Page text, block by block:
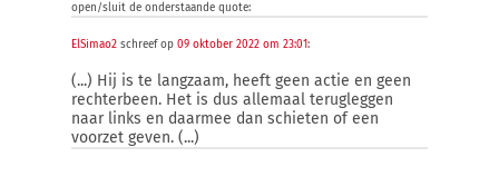
open/sluit de onderstaande quote:
ElSimao2 schreef op 09 oktober 2022 om 23:01:
(...) Hij is te langzaam, heeft geen actie en geen
rechterbeen. Het is dus allemaal terugleggen
naar links en daarmee dan schieten of een
voorzet geven. (...)